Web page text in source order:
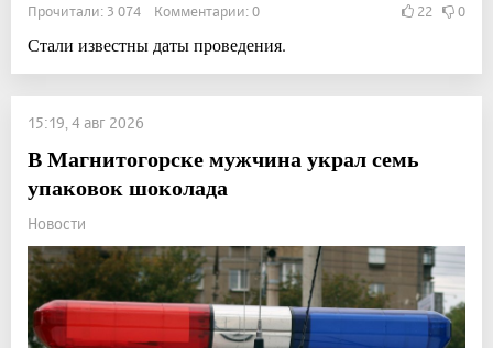
Прочитали: 3 074 Комментарии: 0 22 0
Стали известны даты проведения.
15:19, 4 авг 2026
В Магнитогорске мужчина украл семь
упаковок шоколада
Новости